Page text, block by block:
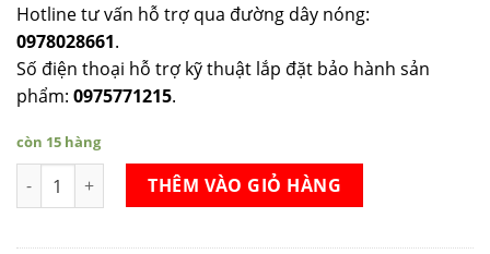
Hotline tư vấn hỗ trợ qua đường dây nóng:
0978028661.
Số điện thoại hỗ trợ kỹ thuật lắp đặt bảo hành sản
phẩm: 0975771215.
còn 15 hàng
Tủ rượu Malloca MWC-20BG số lượng
THÊM VÀO GIỎ HÀNG